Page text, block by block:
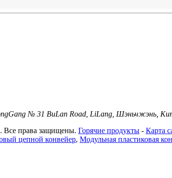
№ 31 BuLan Road, LiLang, Шэньчжэнь,
права защищены. Горячие продукты - Карта
цепной конвейер, Модульная пластиковая